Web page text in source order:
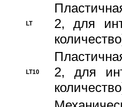
LT
2, для
LT10
2, для